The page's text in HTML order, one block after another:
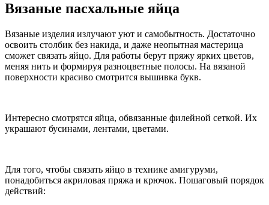
Вязаные пасхальные яйца
Вязаные изделия излучают уют и самобытность. Достаточно
освоить столбик без накида, и даже неопытная мастерица
сможет связать яйцо. Для работы берут пряжу ярких цветов,
меняя нить и формируя разноцветные полосы. На вязаной
поверхности красиво смотрится вышивка букв.
Интересно смотрятся яйца, обвязанные филейной сеткой. Их
украшают бусинами, лентами, цветами.
Для того, чтобы связать яйцо в технике амигуруми,
понадобиться акриловая пряжа и крючок. Пошаговый порядок
действий: